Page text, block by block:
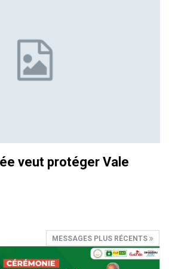
veut protéger Vale
MESSAGES PLUS RÉCENTS